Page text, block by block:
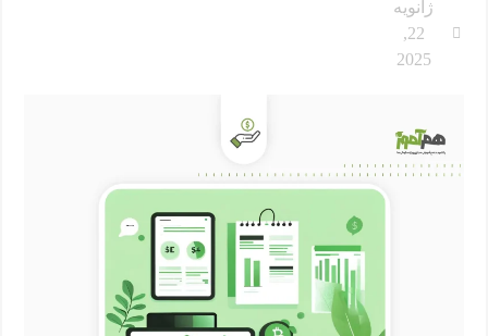
ژانویه
22,
2025